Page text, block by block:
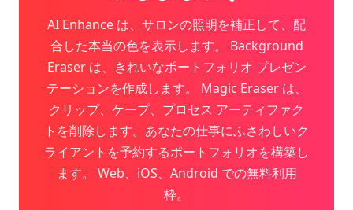
AI Enhance は、サロンの照明を補正して、配
合した本当の色を表示します。 Background
Eraser は、きれいなポートフォリオ プレゼン
テーションを作成します。 Magic Eraser は、
クリップ、ケープ、プロセス アーティファク
トを削除します。あなたの仕事にふさわしいク
ライアントを予約するポートフォリオを構築し
ます。 Web、iOS、Android での無料利用
枠。